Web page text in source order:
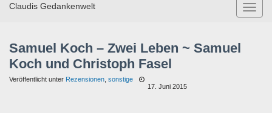
Claudis Gedankenwelt
Samuel Koch – Zwei Leben ~ Samuel
Koch und Christoph Fasel
Veröffentlicht unter Rezensionen sonstige
17. Juni 2015